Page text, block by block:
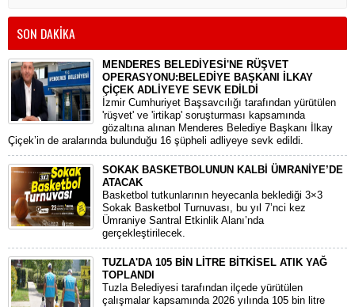
SON DAKİKA
MENDERES BELEDİYESİ'NE RÜŞVET
OPERASYONU:BELEDİYE BAŞKANI İLKAY
ÇİÇEK ADLİYEYE SEVK EDİLDİ
​İzmir Cumhuriyet Başsavcılığı tarafından yürütülen
'rüşvet' ve 'irtikap' soruşturması kapsamında
gözaltına alınan Menderes Belediye Başkanı İlkay
Çiçek’in de aralarında bulunduğu 16 şüpheli adliyeye sevk edildi.
SOKAK BASKETBOLUNUN KALBİ ÜMRANİYE’DE
ATACAK
Basketbol tutkunlarının heyecanla beklediği 3×3
Sokak Basketbol Turnuvası, bu yıl 7’nci kez
Ümraniye Santral Etkinlik Alanı’nda
gerçekleştirilecek.
TUZLA'DA 105 BİN LİTRE BİTKİSEL ATIK YAĞ
TOPLANDI
Tuzla Belediyesi tarafından ilçede yürütülen
çalışmalar kapsamında 2026 yılında 105 bin litre